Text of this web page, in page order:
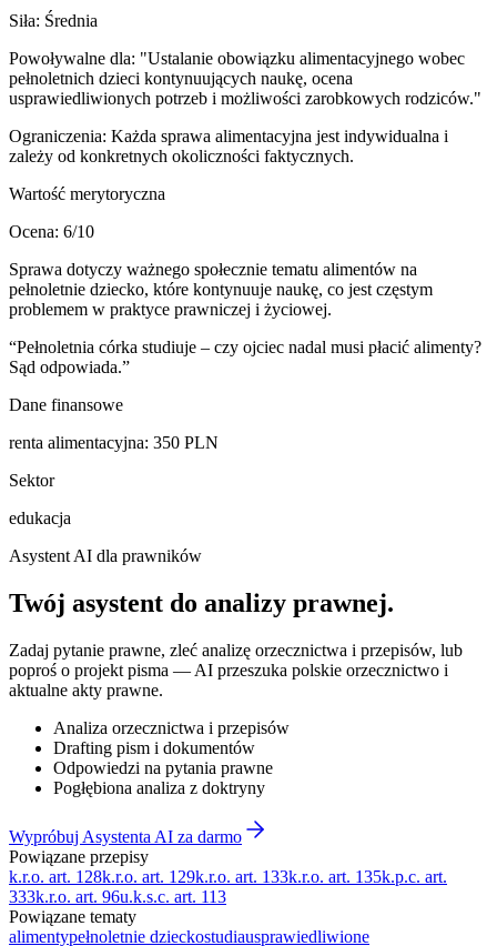
Siła: Średnia
Powoływalne dla: "Ustalanie obowiązku alimentacyjnego wobec
pełnoletnich dzieci kontynuujących naukę, ocena
usprawiedliwionych potrzeb i możliwości zarobkowych rodziców."
Ograniczenia: Każda sprawa alimentacyjna jest indywidualna i
zależy od konkretnych okoliczności faktycznych.
Wartość merytoryczna
Ocena: 6/10
Sprawa dotyczy ważnego społecznie tematu alimentów na
pełnoletnie dziecko, które kontynuuje naukę, co jest częstym
problemem w praktyce prawniczej i życiowej.
“Pełnoletnia córka studiuje – czy ojciec nadal musi płacić alimenty?
Sąd odpowiada.”
Dane finansowe
renta alimentacyjna: 350 PLN
Sektor
edukacja
Asystent AI dla prawników
Twój asystent do analizy prawnej.
Zadaj pytanie prawne, zleć analizę orzecznictwa i przepisów, lub
poproś o projekt pisma — AI przeszuka polskie orzecznictwo i
aktualne akty prawne.
Analiza orzecznictwa i przepisów
Drafting pism i dokumentów
Odpowiedzi na pytania prawne
Pogłębiona analiza z doktryny
Wypróbuj Asystenta AI za darmo
Powiązane przepisy
k.r.o. art. 128k.r.o. art. 129k.r.o. art. 133k.r.o. art. 135k.p.c. art.
333k.r.o. art. 96u.k.s.c. art. 113
Powiązane tematy
alimentypełnoletnie dzieckostudiausprawiedliwione